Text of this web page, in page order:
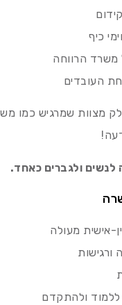
כיף
הרווחה
העובדים
מצוות שמרגיש כמו
ולגברים כאחד.
אישית מעולה
ורגישות
ללמוד ולהתקדם